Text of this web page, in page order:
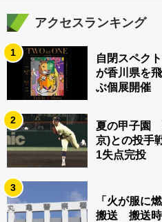
アクセスランキング
1
自閉スペク
が香川県を
ぶ個展開催
2
夏の甲子園
京)との投手
1失点完投
3
「火が服に
搬送 搬送